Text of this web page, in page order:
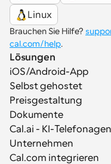
Linux
Brauchen Sie Hilfe?
cal.com/help.
Lösungen
iOS/Android-App
Selbst gehostet
Preisgestaltung
Dokumente
Cal.ai - KI-
Unternehmen
Cal.com integrieren